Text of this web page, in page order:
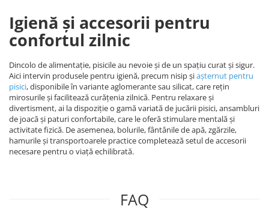
Igienă și accesorii pentru
confortul zilnic
Dincolo de alimentație, pisicile au nevoie și de un spațiu curat și sigur.
Aici intervin produsele pentru igienă, precum nisip șiașternut pentru
pisici, disponibile în variante aglomerante sau silicat, care rețin
mirosurile și facilitează curățenia zilnică. Pentru relaxare și
divertisment, ai la dispoziție o gamă variată de jucării pisici, ansambluri
de joacă și paturi confortabile, care le oferă stimulare mentală și
activitate fizică. De asemenea, bolurile, fântânile de apă, zgărzile,
hamurile și transportoarele practice completează setul de accesorii
necesare pentru o viață echilibrată.
FAQ